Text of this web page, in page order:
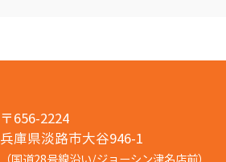
〒656-2224
兵庫県淡路市大谷946-1